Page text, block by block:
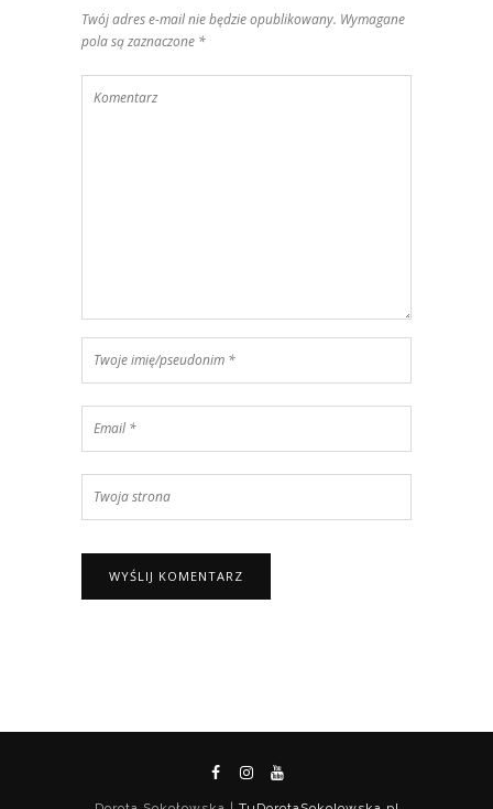
Twój adres e-mail nie będzie opublikowany. Wymagane
pola są zaznaczone *